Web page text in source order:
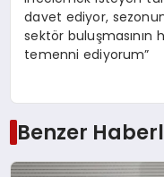
davet ediyor,
sektör buluşmasının
temenni ediyorum”
Benzer